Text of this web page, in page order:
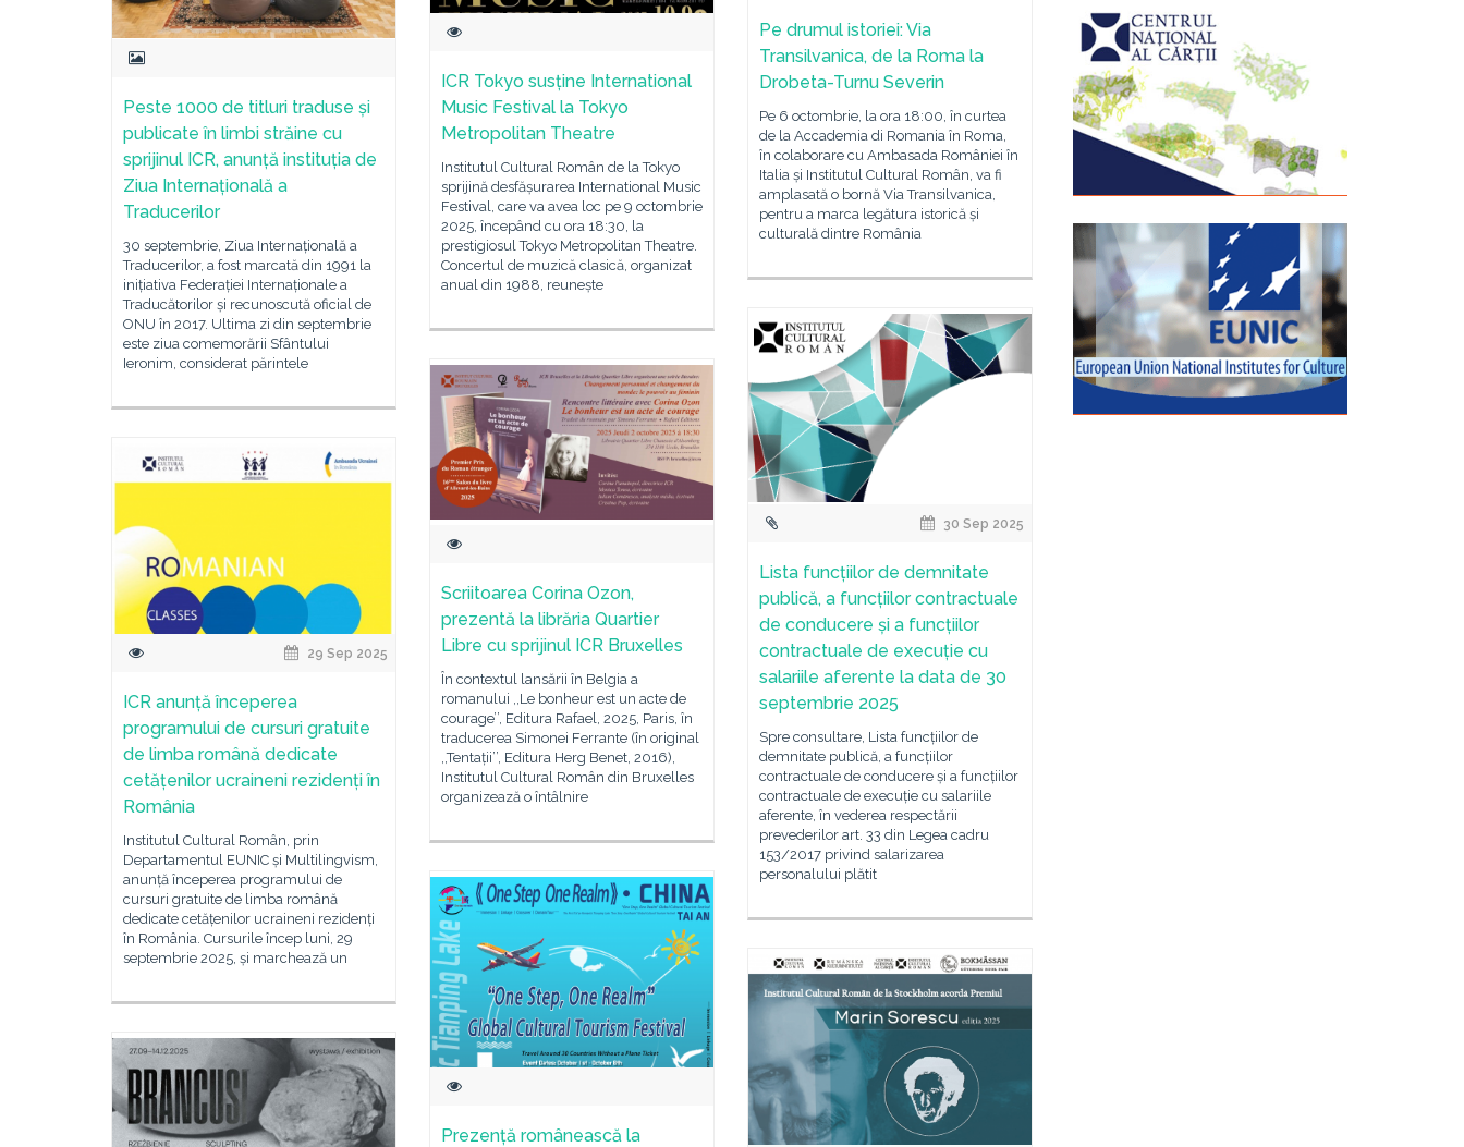
Pe drumul istoriei: Via
Transilvanica, de la Roma la
Drobeta-Turnu Severin
Pe 6 octombrie, la ora 18:00, în curtea
de la Accademia di Romania în Roma,
în colaborare cu Ambasada României în
Italia și Institutul Cultural Român, va fi
amplasată o bornă Via Transilvanica,
pentru a marca legătura istorică și
culturală dintre România
ICR Tokyo susține International
Music Festival la Tokyo
Metropolitan Theatre
Institutul Cultural Român de la Tokyo
sprijină desfășurarea International Music
Festival, care va avea loc pe 9 octombrie
2025, începând cu ora 18:30, la
prestigiosul Tokyo Metropolitan Theatre.
Concertul de muzică clasică, organizat
anual din 1988, reunește
Peste 1000 de titluri traduse și
publicate în limbi străine cu
sprijinul ICR, anunță instituția de
Ziua Internațională a
Traducerilor
30 septembrie, Ziua Internațională a
Traducerilor, a fost marcată din 1991 la
inițiativa Federației Internaționale a
Traducătorilor și recunoscută oficial de
ONU în 2017. Ultima zi din septembrie
este ziua comemorării Sfântului
Ieronim, considerat părintele
30 Sep 2025
Lista funcțiilor de demnitate
publică, a funcțiilor contractuale
de conducere și a funcțiilor
contractuale de execuție cu
salariile aferente la data de 30
septembrie 2025
Spre consultare, Lista funcțiilor de
demnitate publică, a funcțiilor
contractuale de conducere și a funcțiilor
contractuale de execuție cu salariile
aferente, în vederea respectării
prevederilor art. 33 din Legea cadru
153/2017 privind salarizarea
personalului plătit
Scriitoarea Corina Ozon,
prezentă la librăria Quartier
Libre cu sprijinul ICR Bruxelles
În contextul lansării în Belgia a
romanului ,,Le bonheur est un acte de
courage’’, Editura Rafael, 2025, Paris, în
traducerea Simonei Ferrante (în original
,,Tentații’’, Editura Herg Benet, 2016),
Institutul Cultural Român din Bruxelles
organizează o întâlnire
29 Sep 2025
ICR anunță începerea
programului de cursuri gratuite
de limba română dedicate
cetățenilor ucraineni rezidenți în
România
Institutul Cultural Român, prin
Departamentul EUNIC și Multilingvism,
anunță începerea programului de
cursuri gratuite de limba română
dedicate cetățenilor ucraineni rezidenți
în România. Cursurile încep luni, 29
septembrie 2025, și marchează un
Prezență românească la